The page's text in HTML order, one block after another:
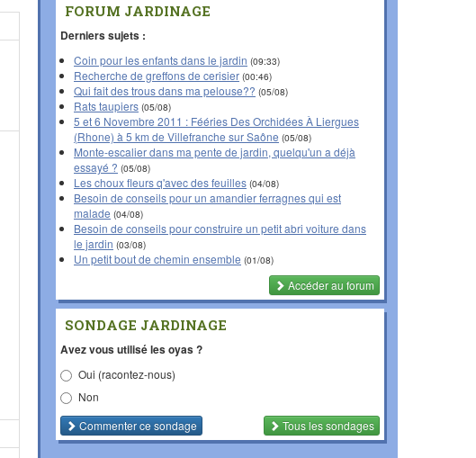
FORUM JARDINAGE
Derniers sujets :
Coin pour les enfants dans le jardin (09:33)
Recherche de greffons de cerisier (00:46)
Qui fait des trous dans ma pelouse?? (05/08)
Rats taupiers (05/08)
5 et 6 Novembre 2011 : Fééries Des Orchidées À Liergues
(Rhone) à 5 km de Villefranche sur Saône (05/08)
Monte-escalier dans ma pente de jardin, quelqu'un a déjà
essayé ? (05/08)
Les choux fleurs q'avec des feuilles (04/08)
Besoin de conseils pour un amandier ferragnes qui est
malade (04/08)
Besoin de conseils pour construire un petit abri voiture dans
le jardin (03/08)
Un petit bout de chemin ensemble (01/08)
Accéder au forum
SONDAGE JARDINAGE
Avez vous utilisé les oyas ?
Oui (racontez-nous)
Non
Commenterce sondage Tous les sondages